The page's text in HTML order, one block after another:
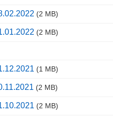
(2 MB)
(2 MB)
(1 MB)
(2 MB)
(2 MB)